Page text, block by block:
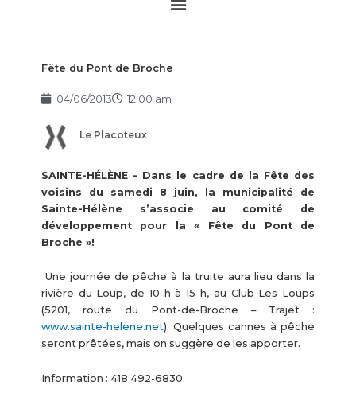
Fête du Pont de Broche
04/06/2013 12:00 am
Le Placoteux
SAINTE-HÉLÈNE – Dans le cadre de la Fête des
voisins du samedi 8 juin, la municipalité de
Sainte-Hélène s’associe au comité de
développement pour la « Fête du Pont de
Broche »!
Une journée de pêche à la truite aura lieu dans la
rivière du Loup, de 10 h à 15 h, au Club Les Loups
(5201, route du Pont-de-Broche – Trajet :
www.sainte-helene.net). Quelques cannes à pêche
seront prêtées, mais on suggère de les apporter.
Information : 418 492-6830.